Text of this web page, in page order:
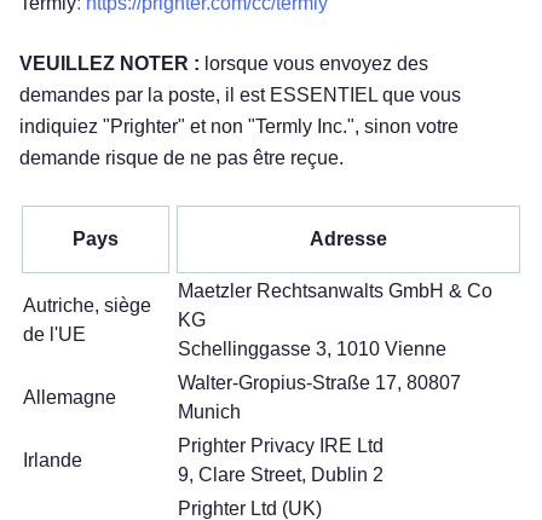
VEUILLEZ NOTER : lorsque vous envoyez des
demandes par la poste, il est ESSENTIEL que vous
indiquiez "Prighter" et non "Termly Inc.", sinon votre
demande risque de ne pas être reçue.
Pays Adresse
Autriche, siège
de l'UE
Maetzler Rechtsanwalts GmbH & Co
KG
Schellinggasse 3, 1010 Vienne
Allemagne
Walter-Gropius-Straße 17, 80807
Munich
Irlande
Prighter Privacy IRE Ltd
9, Clare Street, Dublin 2
Prighter Ltd (UK)